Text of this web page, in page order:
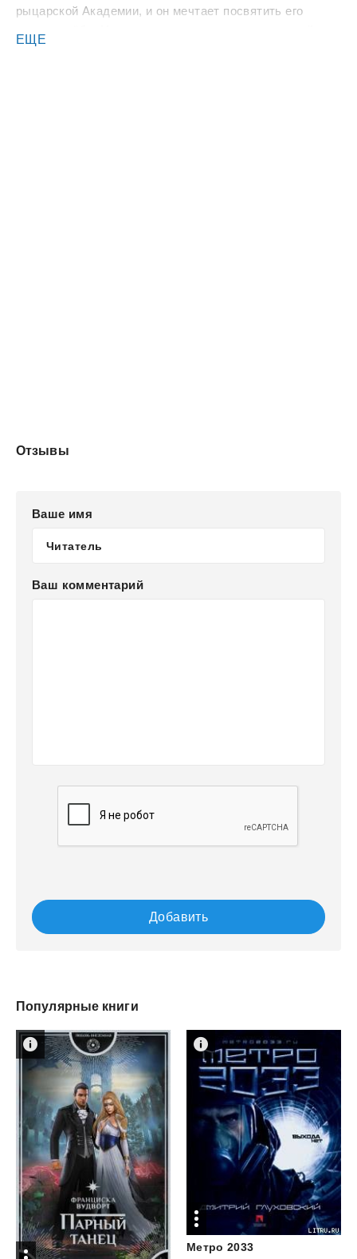
рыцарской Академии, и он мечтает посвятить его
крадутся за тобой по пятам? Кристофера и его друзей,
ЕЩЕ
Отзывы
Ваше имя
Ваш комментарий
Добавить
Популярные книги
Метро 2033